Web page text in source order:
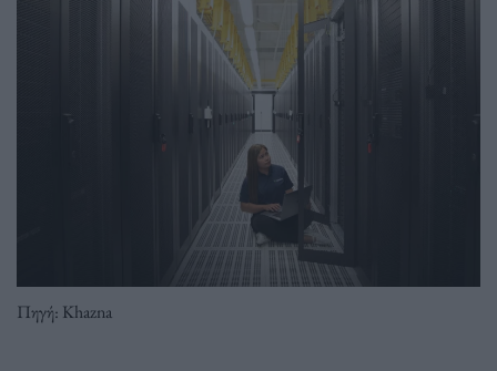
Πηγή: Khazna